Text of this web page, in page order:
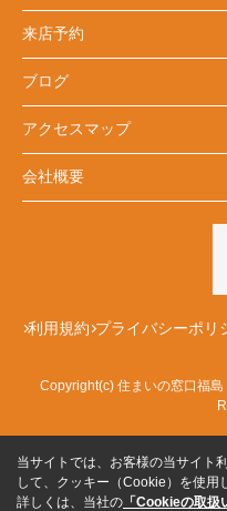
来店予約
ブログ
アクセスマップ
会社概要
利用規約 プライバシーポリ
Copyright(c) 住まいの窓口福
当サイトでは、お客様の当サイト
して、クッキー（Cookie）を使用
詳しくは、当社の 「Cookieの取扱